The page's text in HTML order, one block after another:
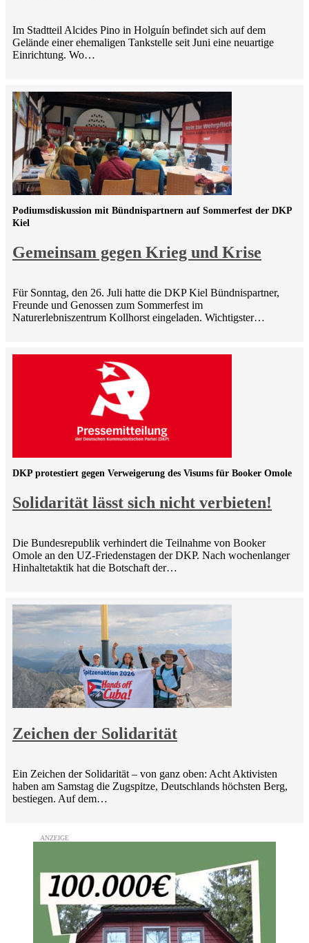
Im Stadtteil Alcides Pino in Holguín befindet sich auf dem
Gelände einer ehemaligen Tankstelle seit Juni eine neuartige
Einrichtung. Wo…
Gemeinsam gegen Krieg und Krise
Podiumsdiskussion mit Bündnispartnern auf Sommerfest der DKP
Kiel
Für Sonntag, den 26. Juli hatte die DKP Kiel Bündnispartner,
Freunde und Genossen zum Sommerfest im
Naturerlebniszentrum Kollhorst eingeladen. Wichtigster…
Solidarität lässt sich nicht verbieten!
DKP protestiert gegen Verweigerung des Visums für Booker Omole
Die Bundesrepublik verhindert die Teilnahme von Booker
Omole an den UZ-Friedenstagen der DKP. Nach wochenlanger
Hinhaltetaktik hat die Botschaft der…
Zeichen der Solidarität
Ein Zeichen der Solidarität – von ganz oben: Acht Aktivisten
haben am Samstag die Zugspitze, Deutschlands höchsten Berg,
bestiegen. Auf dem…